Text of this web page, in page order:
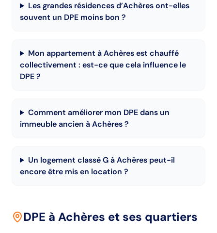
Les grandes résidences d’Achères ont-elles
souvent un DPE moins bon ?
Mon appartement à Achères est chauffé
collectivement : est-ce que cela influence le
DPE ?
Comment améliorer mon DPE dans un
immeuble ancien à Achères ?
Un logement classé G à Achères peut-il
encore être mis en location ?
DPE à Achères et ses quartiers